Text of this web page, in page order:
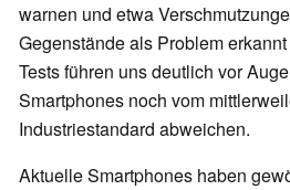
warnen und etwa
Gegenstände als Problem
Tests führen uns deutlich vor
Smartphones noch vom
Industriestandard abweichen.
Aktuelle Smartphones haben